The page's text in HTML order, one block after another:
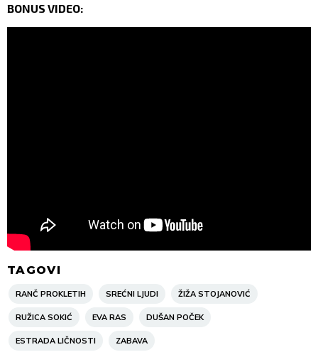
BONUS VIDEO:
TAGOVI
RANČ PROKLETIH SREĆNI LJUDI ŽIŽA STOJANOVIĆ
RUŽICA SOKIĆ EVA RAS DUŠAN POČEK
ESTRADA LIČNOSTI ZABAVA